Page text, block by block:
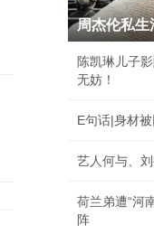
周杰伦私生
陈凯琳儿子
无妨！
E句话|身材
艺人何与、
荷兰弟遭“河
阵